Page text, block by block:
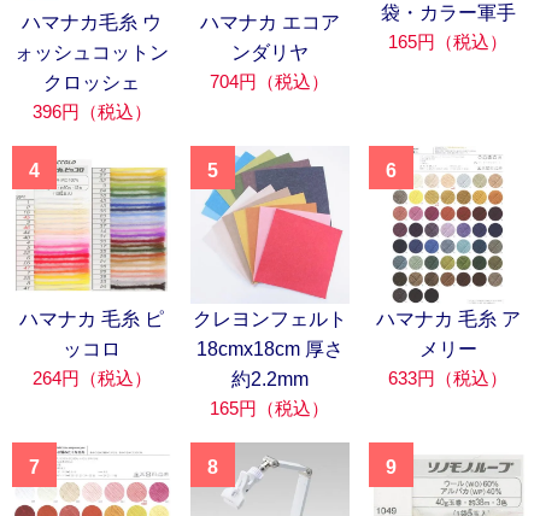
ハマナカ毛糸 ウ
ォッシュコットン
クロッシェ
396円（税込）
ハマナカ エコア
ンダリヤ
704円（税込）
袋・カラー軍手
165円（税込）
4
ハマナカ 毛糸 ピ
ッコロ
264円（税込）
5
クレヨンフェルト
18cmx18cm 厚さ
約2.2mm
165円（税込）
6
ハマナカ 毛糸 ア
メリー
633円（税込）
7 8 9